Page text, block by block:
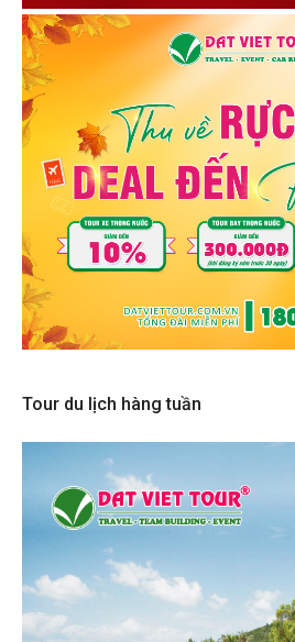
Tour du lịch hàng tuần